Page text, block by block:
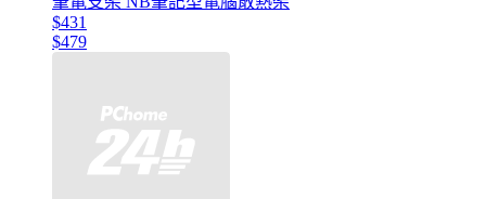
$431
$479